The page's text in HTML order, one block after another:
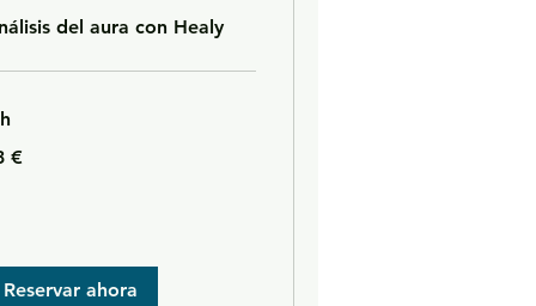
del aura con Healy
€
Reservar ahora